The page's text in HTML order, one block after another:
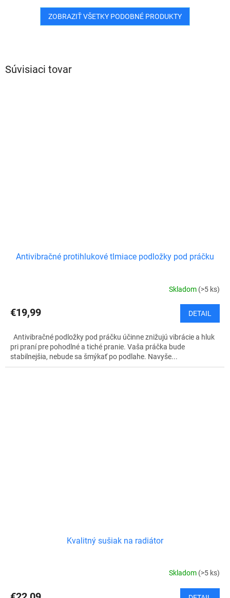
Súvisiaci tovar
Antivibračné protihlukové tlmiace podložky pod práčku
Skladom (>5 ks)
€19,99 DETAIL
Antivibračné podložky pod práčku účinne znižujú vibrácie a hluk
pri praní pre pohodlné a tiché pranie. Vaša práčka bude
stabilnejšia, nebude sa šmýkať po podlahe. Navyše...
Kvalitný sušiak na radiátor
Skladom (>5 ks)
ZOBRAZIŤ VŠETKY PODOBNÉ PRODUKTY